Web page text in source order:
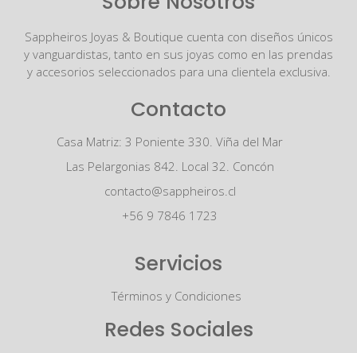
Sappheiros Joyas & Boutique cuenta con diseños únicos
y vanguardistas, tanto en sus joyas como en las prendas
y accesorios seleccionados para una clientela exclusiva.
Contacto
Casa Matriz: 3 Poniente 330. Viña del Mar
Las Pelargonias 842. Local 32. Concón
contacto@sappheiros.cl
+56 9 7846 1723
Servicios
Términos y Condiciones
Redes Sociales